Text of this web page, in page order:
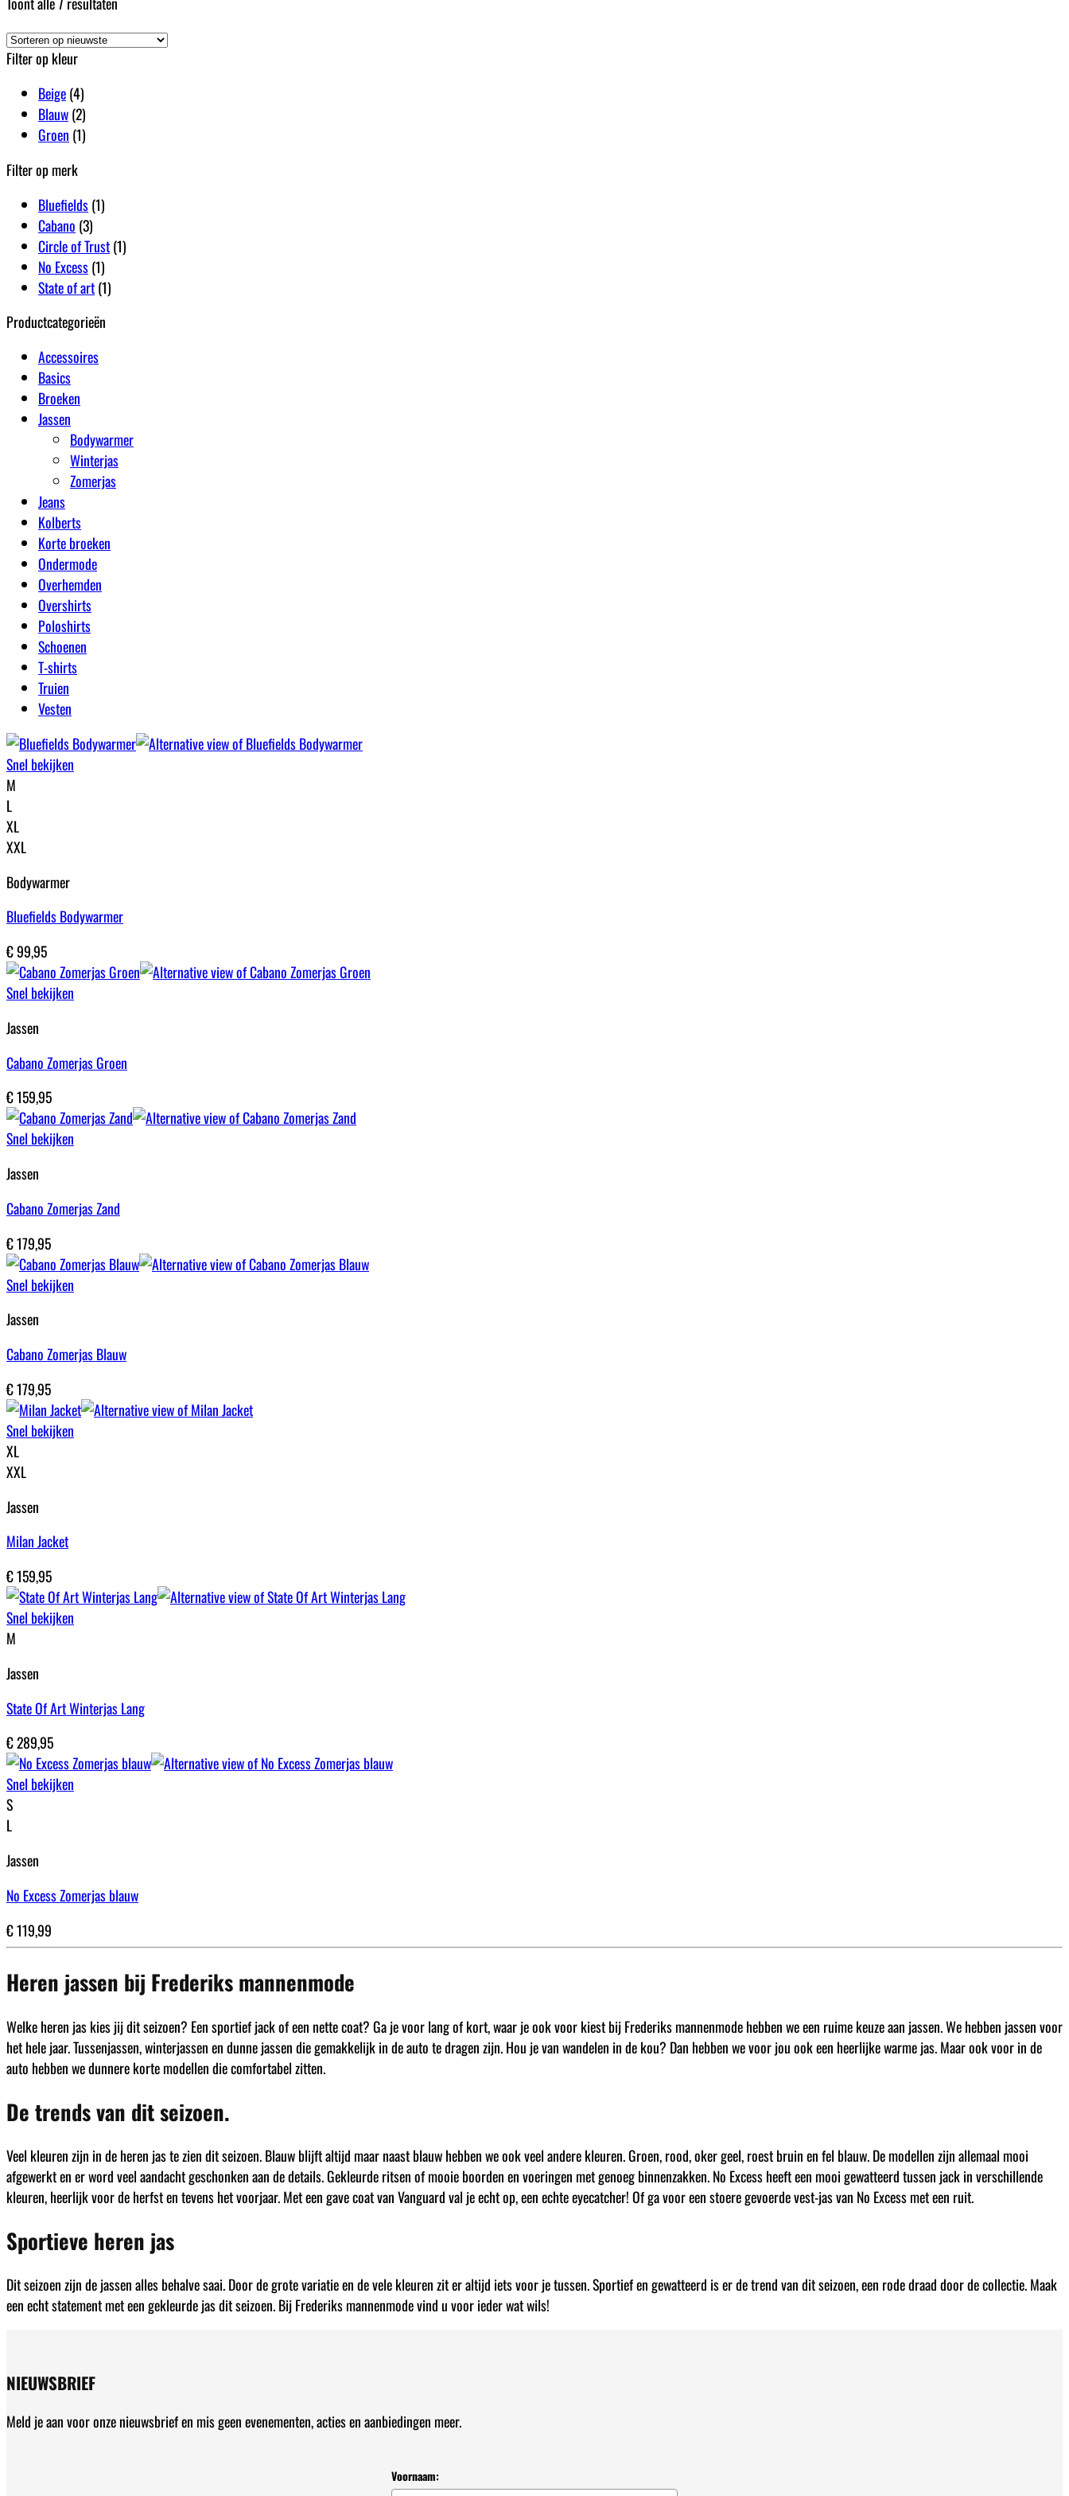
nieuwste
Filter op kleur
Beige(4)
Blauw(2)
Groen (1)
Filter op merk
Bluefields(1)
Cabano (3)
Circle of Trust(1)
No Excess(1)
State of art(1)
Productcategorieën
Accessoires
Basics
Broeken
Jassen
Bodywarmer
Winterjas
Zomerjas
Jeans
Kolberts
Korte broeken
Ondermode
Overhemden
Overshirts
Poloshirts
Schoenen
T-shirts
Truien
Vesten
Snel bekijken
M
L
XL
XXL
Bodywarmer
Bluefields Bodywarmer
€99,95
Snel bekijken
Jassen
Cabano Zomerjas Groen
€159,95
Snel bekijken
Jassen
Cabano Zomerjas Zand
€179,95
Snel bekijken
Jassen
Cabano Zomerjas Blauw
€179,95
Snel bekijken
XL
XXL
Jassen
Milan Jacket
€159,95
Snel bekijken
M
Jassen
State Of Art Winterjas Lang
€289,95
Snel bekijken
S
L
Jassen
No Excess Zomerjas blauw
€119,99
Heren jassen bij Frederiks mannenmode
Welke heren jas kies jij dit seizoen? Een sportief jack of een nette coat? Ga je voor lang of kort, waar je ook voor kiest bij Frederiks mannenmode hebben we een ruime keuze aan jassen. We hebben jassen voor
het hele jaar. Tussenjassen, winterjassen en dunne jassen die gemakkelijk in de auto te dragen zijn. Hou je van wandelen in de kou? Dan hebben we voor jou ook een heerlijke warme jas. Maar ook voor in de
auto hebben we dunnere korte modellen die comfortabel zitten.
De trends van dit seizoen.
Veel kleuren zijn in de heren jas te zien dit seizoen. Blauw blijft altijd maar naast blauw hebben we ook veel andere kleuren. Groen, rood, oker geel, roest bruin en fel blauw. De modellen zijn allemaal mooi
afgewerkt en er word veel aandacht geschonken aan de details. Gekleurde ritsen of mooie boorden en voeringen met genoeg binnenzakken. No Excess heeft een mooi gewatteerd tussen jack in verschillende
kleuren, heerlijk voor de herfst en tevens het voorjaar. Met een gave coat van Vanguard val je echt op, een echte eyecatcher! Of ga voor een stoere gevoerde vest-jas van No Excess met een ruit.
Sportieve heren jas
Dit seizoen zijn de jassen alles behalve saai. Door de grote variatie en de vele kleuren zit er altijd iets voor je tussen. Sportief en gewatteerd is er de trend van dit seizoen, een rode draad door de collectie. Maak
een echt statement met een gekleurde jas dit seizoen. Bij Frederiks mannenmode vind u voor ieder wat wils!
NIEUWSBRIEF
Meld je aan voor onze nieuwsbrief en mis geen evenementen, acties en aanbiedingen meer.
Voornaam: